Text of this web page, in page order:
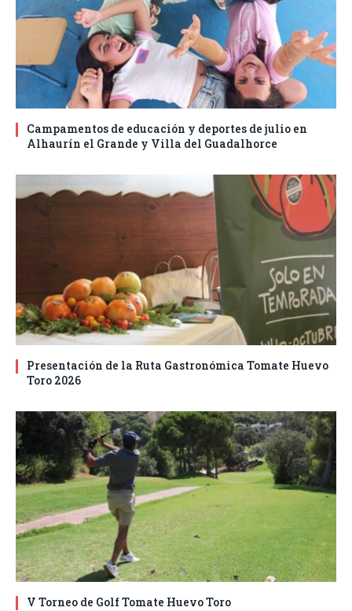
Campamentos de educación y deportes de julio en
Alhaurín el Grande y Villa del Guadalhorce
Presentación de la Ruta Gastronómica Tomate Huevo
Toro 2026
V Torneo de Golf Tomate Huevo Toro